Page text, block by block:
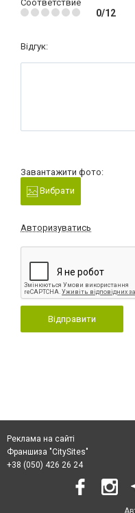
Соответствие
0/12
Відгук:
Завантажити фото:
Вибрати
Авторизуватись
Відправити
Реклама на сайті
Франшиза "CitySites"
+38 (050) 426 26 24